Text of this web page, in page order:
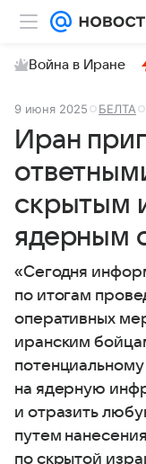
Война в Иране
9 июня 2025 БЕЛТА
Иран
скрытым
ядерным
«Сегодня
по итогам
оперативных
иранским
на ядерную
и отразить
путем
по скрытой